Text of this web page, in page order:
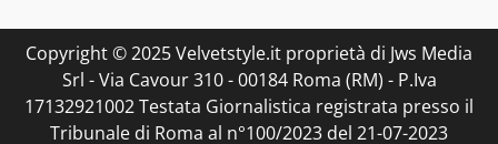
Copyright © 2025 Velvetstyle.it proprietà di Jws Media
Srl - Via Cavour 310 - 00184 Roma (RM) - P.Iva
17132921002 Testata Giornalistica registrata presso il
Tribunale di Roma al n°100/2023 del 21-07-2023